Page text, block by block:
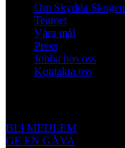
Om Skydda Skogen
Teamet
Våra mål
Press
Jobba hos oss
Kontakta oss
BLI MEDLEM
GE EN GÅVA